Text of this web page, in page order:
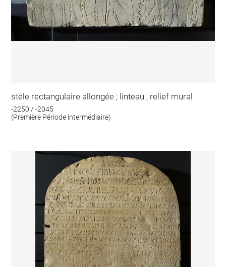
stèle rectangulaire allongée ; linteau ; relief mural
-2250 / -2045
(Première Période intermédiaire)